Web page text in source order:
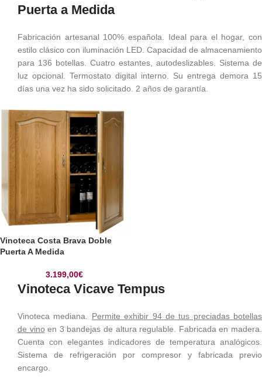
Puerta a Medida
Fabricación artesanal 100% española. Ideal para el hogar, con
estilo clásico con iluminación LED. Capacidad de almacenamiento
para 136 botellas. Cuatro estantes, autodeslizables. Sistema de
luz opcional. Termostato digital interno. Su entrega demora 15
días una vez ha sido solicitado. 2 años de garantía.
Vinoteca Costa Brava Doble
Puerta A Medida
3.199,00€
Vinoteca Vicave Tempus
Vinoteca mediana. Permite exhibir 94 de tus preciadas botellas
de vino en 3 bandejas de altura regulable. Fabricada en madera.
Cuenta con elegantes indicadores de temperatura analógicos.
Sistema de refrigeración por compresor y fabricada previo
encargo.